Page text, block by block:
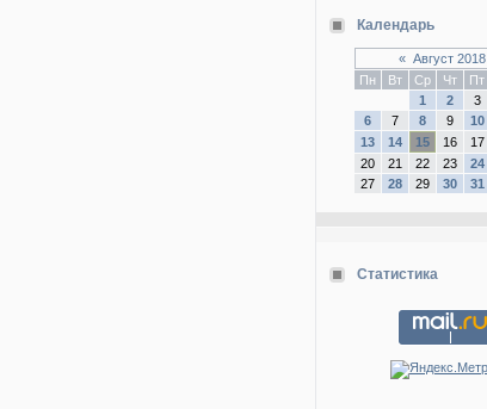
Календарь
« Август 2018
Пн
Вт Ср Чт Пт
1
2 3
6
7 8 9 10
13
14 15 16 17
20
21 22 23 24
27
28 29 30 31
Статистика